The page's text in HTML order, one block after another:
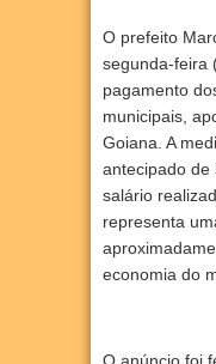
O prefeito
segunda-feira
pagamento
municipais,
Goiana. A
antecipado de
salário
representa
economia do
O anúncio foi